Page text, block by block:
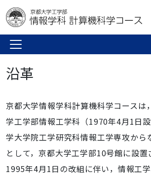
沿革
京都大学情報学科計算機科学コースは
学工学部情報工学科（1970年4月1日
学大学院工学研究科情報工学専攻から
として，京都大学工学部10号館に設置
1995年4月1日の改組に伴い，情報工